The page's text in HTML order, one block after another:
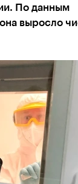
По данным
выросло